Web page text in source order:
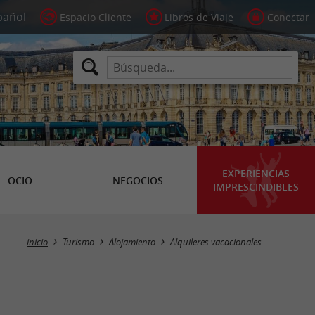
Espacio Cliente Libros de Viaje Conectar
OCIO NEGOCIOS
EXPERIENCIAS
IMPRESCINDIBLES
Masquer la carte
inicio Turismo Alojamiento Alquileres vacacionales